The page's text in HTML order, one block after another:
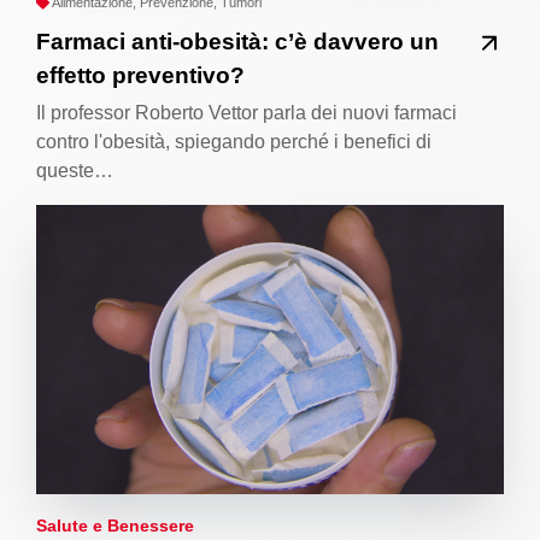
Farmaci anti-obesità: c’è davvero un
effetto preventivo?
Il professor Roberto Vettor parla dei nuovi farmaci
contro l'obesità, spiegando perché i benefici di
queste…
Salute e Benessere